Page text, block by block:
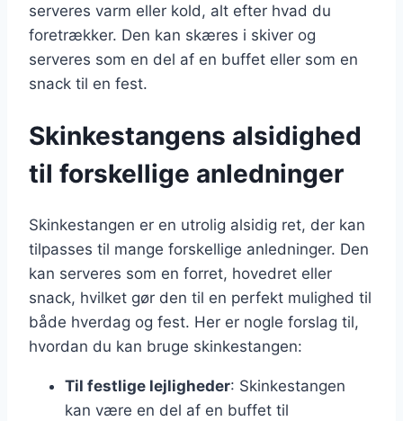
serveres varm eller kold, alt efter hvad du
foretrækker. Den kan skæres i skiver og
serveres som en del af en buffet eller som en
snack til en fest.
Skinkestangens alsidighed
til forskellige anledninger
Skinkestangen er en utrolig alsidig ret, der kan
tilpasses til mange forskellige anledninger. Den
kan serveres som en forret, hovedret eller
snack, hvilket gør den til en perfekt mulighed til
både hverdag og fest. Her er nogle forslag til,
hvordan du kan bruge skinkestangen:
Til festlige lejligheder: Skinkestangen
kan være en del af en buffet til